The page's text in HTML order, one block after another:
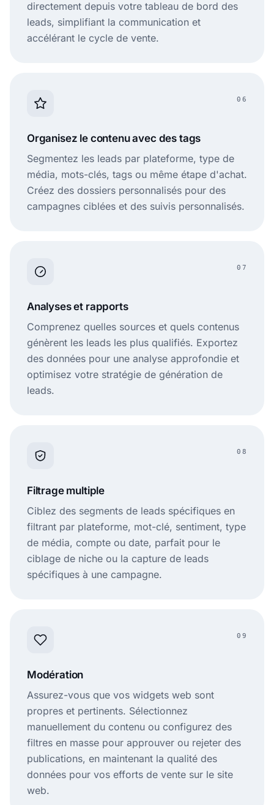
directement depuis votre tableau de bord des
leads, simplifiant la communication et
accélérant le cycle de vente.
06
Organisez le contenu avec des tags
Segmentez les leads par plateforme, type de
média, mots-clés, tags ou même étape d'achat.
Créez des dossiers personnalisés pour des
campagnes ciblées et des suivis personnalisés.
07
Analyses et rapports
Comprenez quelles sources et quels contenus
génèrent les leads les plus qualifiés. Exportez
des données pour une analyse approfondie et
optimisez votre stratégie de génération de
leads.
08
Filtrage multiple
Ciblez des segments de leads spécifiques en
filtrant par plateforme, mot-clé, sentiment, type
de média, compte ou date, parfait pour le
ciblage de niche ou la capture de leads
spécifiques à une campagne.
09
Modération
Assurez-vous que vos widgets web sont
propres et pertinents. Sélectionnez
manuellement du contenu ou configurez des
filtres en masse pour approuver ou rejeter des
publications, en maintenant la qualité des
données pour vos efforts de vente sur le site
web.